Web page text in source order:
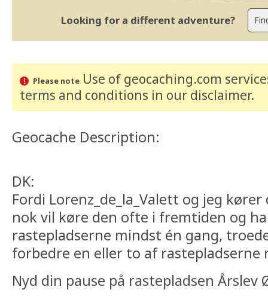
Looking for a different adventure?
Please noteUse of geocaching.com
terms and conditions in our disclaimer.
Geocache Description:
DK:
Fordi Lorenz_de_la_Valett og jeg
nok vil køre den ofte i fremtiden og
rastepladserne mindst én gang,
forbedre en eller to af rastepladserne
Nyd din pause på rastepladsen Årslev